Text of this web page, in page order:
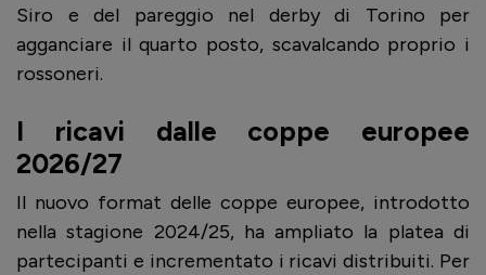
Siro e del pareggio nel derby di Torino per
agganciare il quarto posto, scavalcando proprio i
rossoneri.
I ricavi dalle coppe europee
2026/27
Il nuovo format delle coppe europee, introdotto
nella stagione 2024/25, ha ampliato la platea di
partecipanti e incrementato i ricavi distribuiti. Per